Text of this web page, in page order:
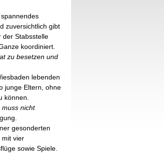
zuversichtlich gibt
der Stabsstelle
koordiniert.
zu besetzen und
lebenden
junge Eltern, ohne
können.
muss nicht
gesonderten
mit vier
sowie Spiele.